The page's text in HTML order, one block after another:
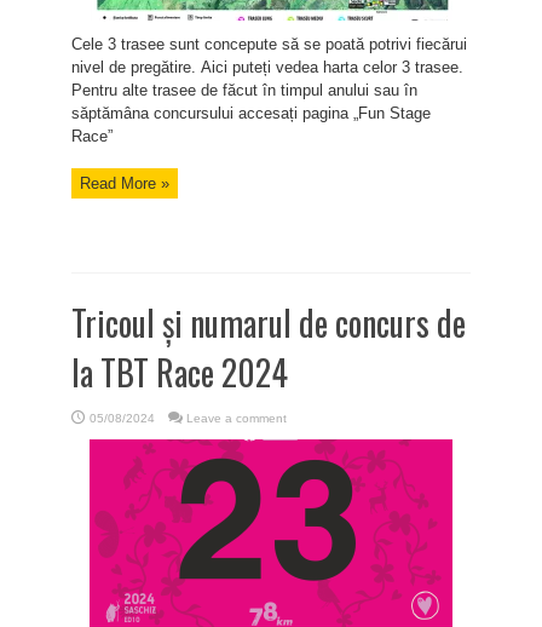
Cele 3 trasee sunt concepute să se poată potrivi fiecărui
nivel de pregătire. Aici puteți vedea harta celor 3 trasee.
Pentru alte trasee de făcut în timpul anului sau în
săptămâna concursului accesați pagina „Fun Stage
Race”
Read More »
Tricoul și numarul de concurs de
la TBT Race 2024
05/08/2024 Leave a comment